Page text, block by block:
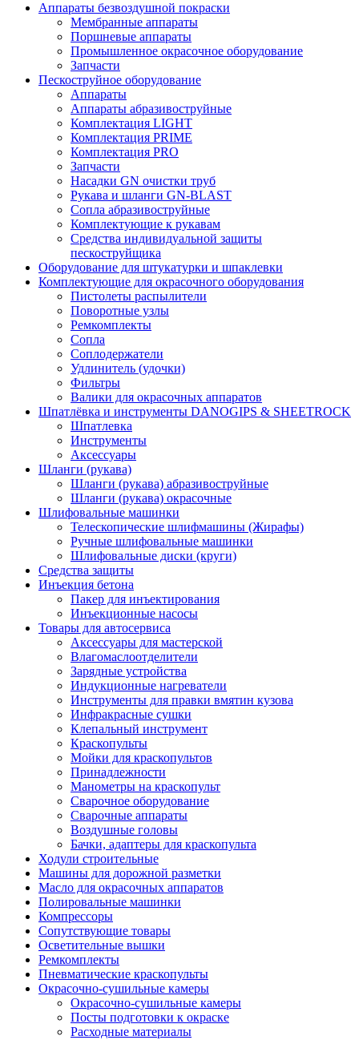
Аппараты безвоздушной покраски
Мембранные аппараты
Поршневые аппараты
Промышленное окрасочное оборудование
Запчасти
Пескоструйное оборудование
Аппараты
Аппараты абразивоструйные
Комплектация LIGHT
Комплектация PRIME
Комплектация PRO
Запчасти
Насадки GN очистки труб
Рукава и шланги GN-BLAST
Сопла абразивоструйные
Комплектующие к рукавам
Средства индивидуальной защиты
пескоструйщика
Оборудование для штукатурки и шпаклевки
Комплектующие для окрасочного оборудования
Пистолеты распылители
Поворотные узлы
Ремкомплекты
Сопла
Соплодержатели
Удлинитель (удочки)
Фильтры
Валики для окрасочных аппаратов
Шпатлёвка и инструменты DANOGIPS & SHEETROCK
Шпатлевка
Инструменты
Аксессуары
Шланги (рукава)
Шланги (рукава) абразивоструйные
Шланги (рукава) окрасочные
Шлифовальные машинки
Телескопические шлифмашины (Жирафы)
Ручные шлифовальные машинки
Шлифовальные диски (круги)
Средства защиты
Инъекция бетона
Пакер для инъектирования
Инъекционные насосы
Товары для автосервиса
Аксессуары для мастерской
Влагомаслоотделители
Зарядные устройства
Индукционные нагреватели
Инструменты для правки вмятин кузова
Инфракрасные сушки
Клепальный инструмент
Краскопульты
Мойки для краскопультов
Принадлежности
Манометры на краскопульт
Сварочное оборудование
Сварочные аппараты
Воздушные головы
Бачки, адаптеры для краскопульта
Ходули строительные
Машины для дорожной разметки
Масло для окрасочных аппаратов
Полировальные машинки
Компрессоры
Сопутствующие товары
Осветительные вышки
Ремкомплекты
Пневматические краскопульты
Окрасочно-сушильные камеры
Окрасочно-сушильные камеры
Посты подготовки к окраске
Расходные материалы